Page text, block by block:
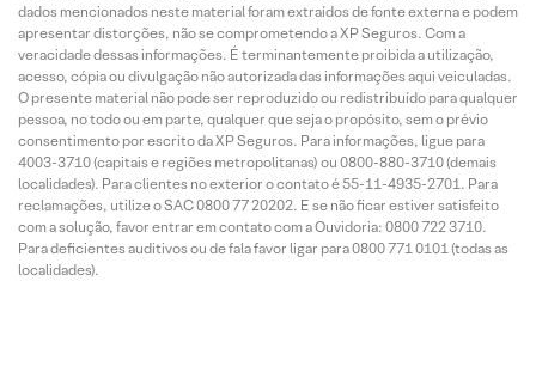
dados mencionados neste material foram extraídos de fonte externa e podem
apresentar distorções, não se comprometendo a XP Seguros. Com a
veracidade dessas informações. É terminantemente proibida a utilização,
acesso, cópia ou divulgação não autorizada das informações aqui veiculadas.
O presente material não pode ser reproduzido ou redistribuído para qualquer
pessoa, no todo ou em parte, qualquer que seja o propósito, sem o prévio
consentimento por escrito da XP Seguros. Para informações, ligue para
4003-3710 (capitais e regiões metropolitanas) ou 0800-880-3710 (demais
localidades). Para clientes no exterior o contato é 55-11-4935-2701. Para
reclamações, utilize o SAC 0800 77 20202. E se não ficar estiver satisfeito
com a solução, favor entrar em contato com a Ouvidoria: 0800 722 3710.
Para deficientes auditivos ou de fala favor ligar para 0800 771 0101 (todas as
localidades).